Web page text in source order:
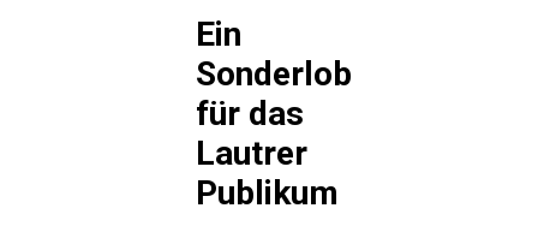
Ein
Sonderlob
für das
Lautrer
Publikum